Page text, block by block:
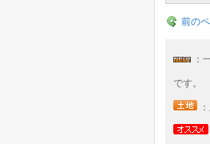
前の
：
です。